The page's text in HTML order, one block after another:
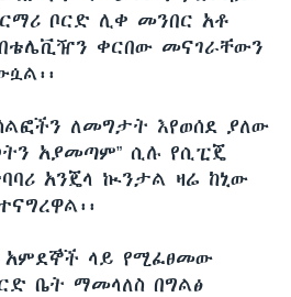
ቦርድ ሊቀ መንበር አቶ
ቀርበው መናገራቸውን
ለመግታት እየወሰደ ያለው
አያመጣም” ሲሉ የሲፒጄ
አንጄላ ኲንታል ዛሬ ከኒው
አምደኞች ላይ የሚፈፀመው
ቤት ማመላለስ በግልፅ